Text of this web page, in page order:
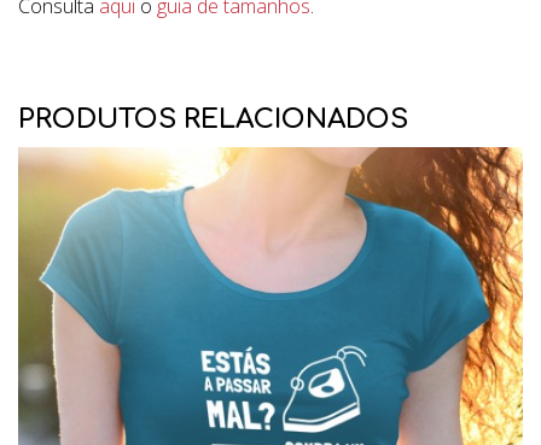
Consulta aqui o guia de tamanhos.
PRODUTOS RELACIONADOS